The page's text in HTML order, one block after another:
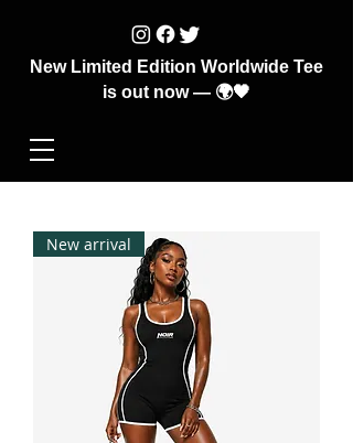
New Limited Edition Worldwide Tee
is out now — 🌍🖤
New arrival